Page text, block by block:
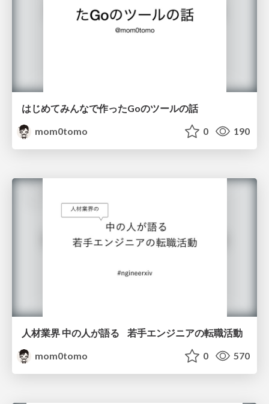
はじめてみんなで作ったGoのツールの話
mom0tomo
0 190
人材業界 中の人が語る 若手エンジニアの転職活動
mom0tomo
0 570